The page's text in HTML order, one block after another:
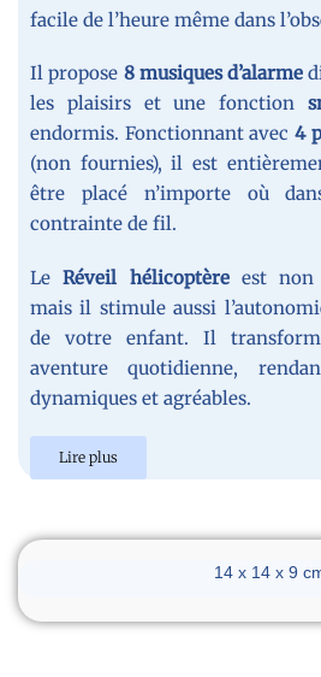
facile de l’heure même dans
Il propose 8 musiques d’alarme
les plaisirs et une fonction
endormis. Fonctionnant avec 4
(non fournies), il est
être placé n’importe où
contrainte de fil.
LeRéveil hélicoptèreest non
mais il stimule aussi
de votre enfant. Il
aventure quotidienne,
dynamiques et agréables.
Lire plus
Dimensions du
14 x 14 x 9